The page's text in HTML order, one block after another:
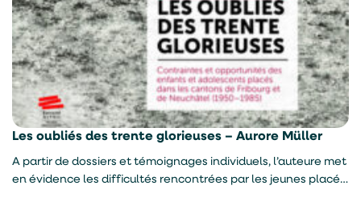
Les oubliés des trente glorieuses – Aurore Müller
A partir de dossiers et témoignages individuels, l’auteure met
en évidence les difficultés rencontrées par les jeunes placés